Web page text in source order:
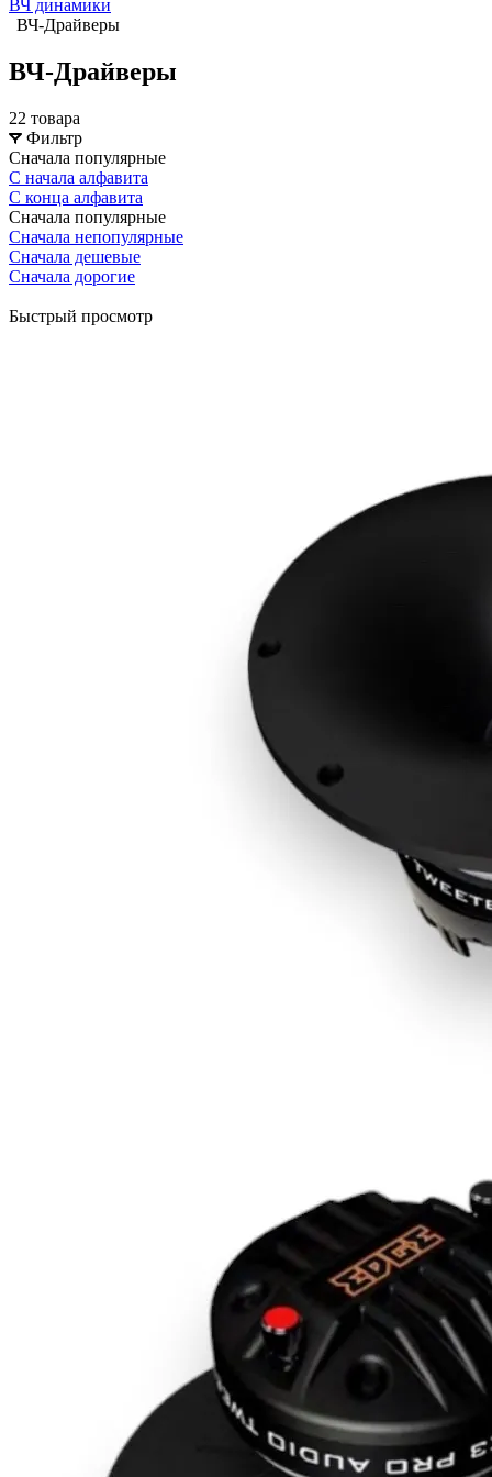
ВЧ динамики
ВЧ-Драйверы
ВЧ-Драйверы
22 товара
Фильтр
Сначала популярные
С начала алфавита
С конца алфавита
Сначала популярные
Сначала непопулярные
Сначала дешевые
Сначала дорогие
Быстрый просмотр